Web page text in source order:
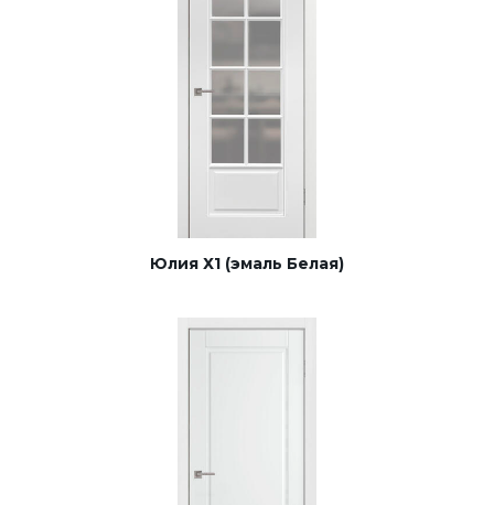
Юлия Х1 (эмаль Белая)